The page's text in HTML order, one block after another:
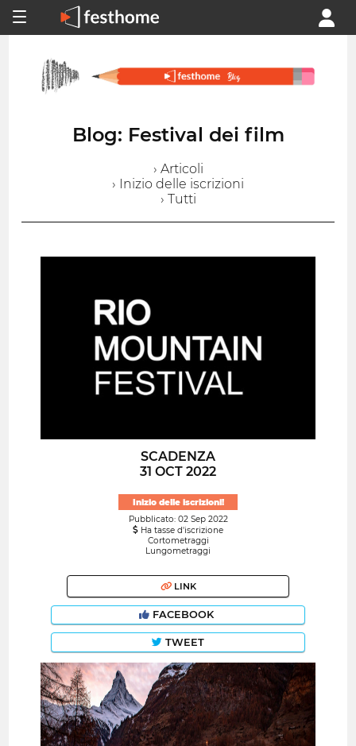
Blog: Festival dei film
› Articoli
› Inizio delle iscrizioni
› Tutti
SCADENZA
31 OCT 2022
Inizio delle iscrizioni!
Pubblicato: 02 Sep 2022
Ha tasse d'iscrizione
Cortometraggi
Lungometraggi
LINK
FACEBOOK
TWEET